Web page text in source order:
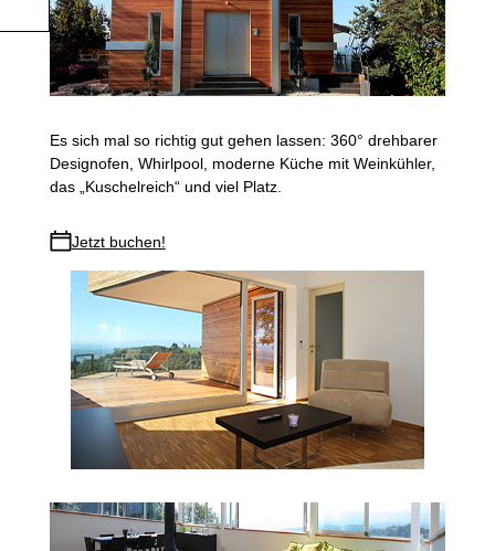
Es sich mal so richtig gut gehen lassen: 360° drehbarer
Designofen, Whirlpool, moderne Küche mit Weinkühler,
das „Kuschelreich“ und viel Platz.
Jetzt buchen!